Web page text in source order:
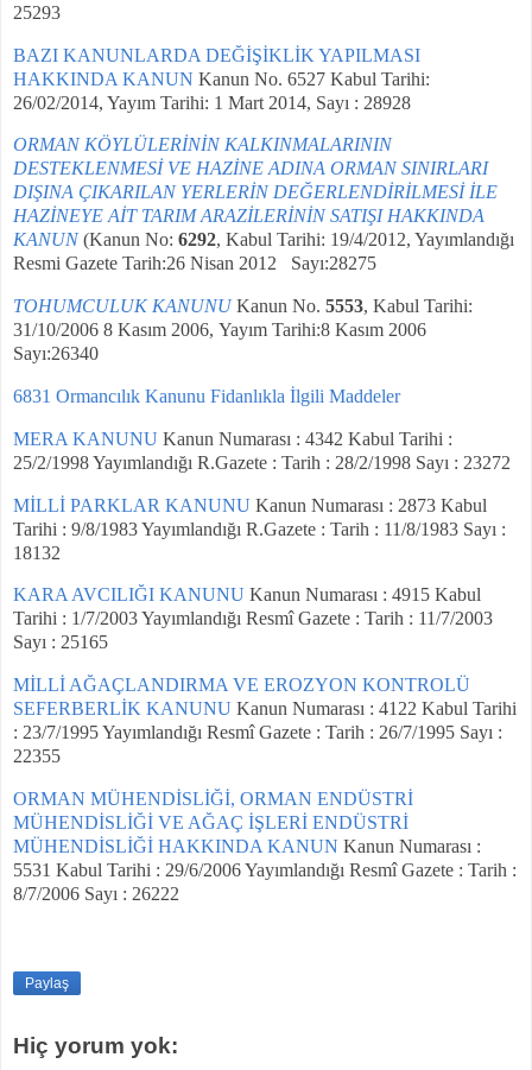
25293
BAZI KANUNLARDA DEĞİŞİKLİK YAPILMASI
HAKKINDA KANUN Kanun No. 6527 Kabul Tarihi:
26/02/2014, Yayım Tarihi: 1 Mart 2014, Sayı : 28928
ORMAN KÖYLÜLERİNİN KALKINMALARININ
DESTEKLENMESİ VE HAZİNE ADINA ORMAN SINIRLARI
DIŞINA ÇIKARILAN YERLERİN DEĞERLENDİRİLMESİ İLE
HAZİNEYE AİT TARIM ARAZİLERİNİN SATIŞI HAKKINDA
KANUN(Kanun No: 6292, Kabul Tarihi: 19/4/2012, Yayımlandığı
Resmi Gazete Tarih:26 Nisan 2012 Sayı:28275
TOHUMCULUK KANUNUKanun No. 5553, Kabul Tarihi:
31/10/2006 8 Kasım 2006, Yayım Tarihi:8 Kasım 2006
Sayı:26340
6831 Ormancılık Kanunu Fidanlıkla İlgili Maddeler
MERA KANUNU Kanun Numarası : 4342 Kabul Tarihi :
25/2/1998 Yayımlandığı R.Gazete : Tarih : 28/2/1998 Sayı : 23272
MİLLİ PARKLAR KANUNU Kanun Numarası : 2873 Kabul
Tarihi : 9/8/1983 Yayımlandığı R.Gazete : Tarih : 11/8/1983 Sayı :
18132
KARA AVCILIĞI KANUNU Kanun Numarası : 4915 Kabul
Tarihi : 1/7/2003 Yayımlandığı Resmî Gazete : Tarih : 11/7/2003
Sayı : 25165
MİLLİ AĞAÇLANDIRMA VE EROZYON KONTROLÜ
SEFERBERLİK KANUNU Kanun Numarası : 4122 Kabul Tarihi
: 23/7/1995 Yayımlandığı Resmî Gazete : Tarih : 26/7/1995 Sayı :
22355
ORMAN MÜHENDİSLİĞİ, ORMAN ENDÜSTRİ
MÜHENDİSLİĞİ VE AĞAÇ İŞLERİ ENDÜSTRİ
MÜHENDİSLİĞİ HAKKINDA KANUN Kanun Numarası :
5531 Kabul Tarihi : 29/6/2006 Yayımlandığı Resmî Gazete : Tarih :
8/7/2006 Sayı : 26222
Paylaş
Hiç yorum yok: